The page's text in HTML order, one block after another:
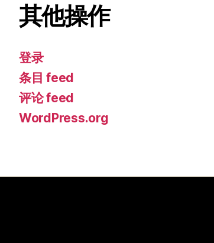
其他操作
登录
条目 feed
评论 feed
WordPress.org